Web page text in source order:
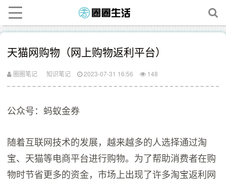
天猫网购物（网上购物返利平台）
圈圈笔记 知识笔记 2023-07-31 16:56 148
公众号：蚂蚁金券
随着互联网技术的发展，越来越多的人选择通过淘
宝、天猫等电商平台进行购物。为了帮助消费者在购
物时节省更多的资金，市场上出现了许多淘宝返利网